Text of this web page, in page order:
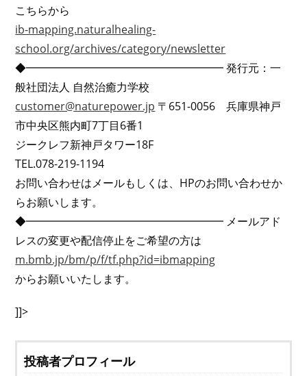
こちらから
ib-mapping.naturalhealing-
school.org/archives/category/newsletter
◆━━━━━━━━━━━━━━━━━━ 発行元：一
般社団法人 自然治癒力学校
customer@naturepower.jp 〒651-0056 兵庫県神戸
市中央区熊内町7丁目6番1
ジークレフ新神戸タワー18F
TEL.078-219-1194
お問い合わせはメールもしくは、HPのお問い合わせか
らお願いします。
◆━━━━━━━━━━━━━━━━━━ メールアド
レスの変更や配信停止をご希望の方は
m.bmb.jp/bm/p/f/tf.php?id=ibmapping
からお願いいたします。
]]>
投稿者プロフィール